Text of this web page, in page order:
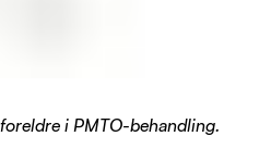
i PMTO-behandling.